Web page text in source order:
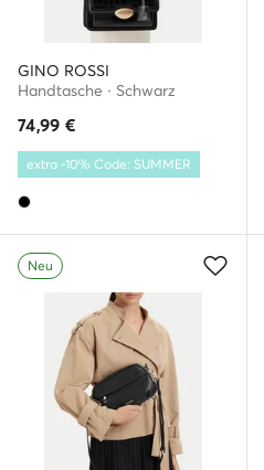
GINO ROSSI
Handtasche · Schwarz
74,99 €
extra -10% Code: SUMMER
Neu